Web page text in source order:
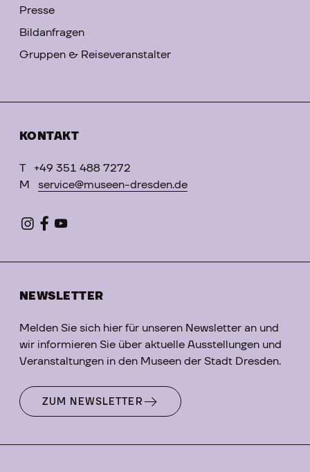
Presse
Bildanfragen
Gruppen & Reiseveranstalter
KONTAKT
T
+49 351 488 7272
M
service@museen-dresden.de
NEWSLETTER
Melden Sie sich hier für unseren Newsletter an und
wir informieren Sie über aktuelle Ausstellungen und
Veranstaltungen in den Museen der Stadt Dresden.
ZUM NEWSLETTER